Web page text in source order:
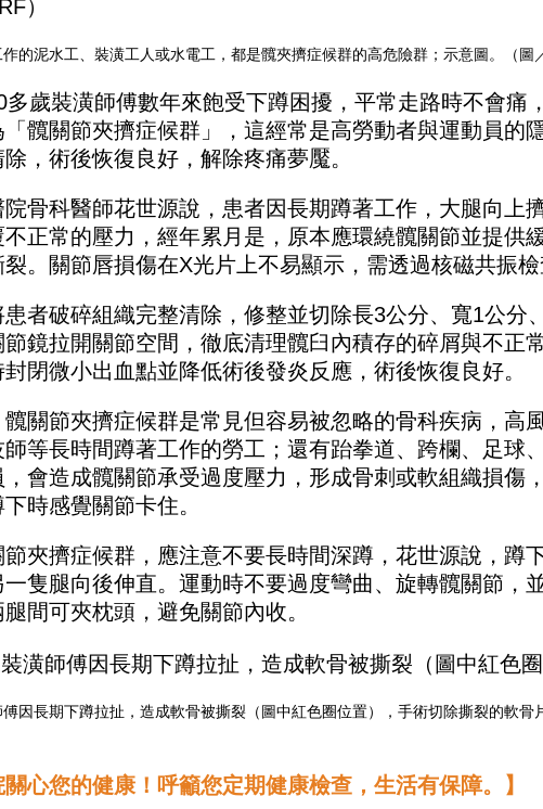
的泥水工、裝潢工人或水電工，都是髖夾擠症候群的高危險群；示意圖。（圖
多歲裝潢師傅數年來飽受下蹲困擾，平常走路時不會痛
「髖關節夾擠症候群」，這經常是高勞動者與運動員的
，術後恢復良好，解除疼痛夢魘。
院骨科醫師花世源說，患者因長期蹲著工作，大腿向上
正常的壓力，經年累月是，原本應環繞髖關節並提供
。關節唇損傷在X光片上不易顯示，需透過核磁共振檢
者破碎組織完整清除，修整並切除長3公分、寬1公分
鏡拉開關節空間，徹底清理髖臼內積存的碎屑與不正
閉微小出血點並降低術後發炎反應，術後恢復良好。
關節夾擠症候群是常見但容易被忽略的骨科疾病，高
等長時間蹲著工作的勞工；還有跆拳道、跨欄、足球
會造成髖關節承受過度壓力，形成骨刺或軟組織損傷
時感覺關節卡住。
夾擠症候群，應注意不要長時間深蹲，花世源說，蹲
隻腿向後伸直。運動時不要過度彎曲、旋轉髖關節，
間可夾枕頭，避免關節內收。
因長期下蹲拉扯，造成軟骨被撕裂（圖中紅色圈位置），手術切除撕裂的軟骨
關心您的健康！呼籲您定期健康檢查，生活有保障。】